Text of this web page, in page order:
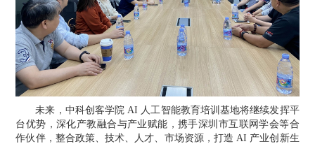
未来，中科创客学院 AI 人工智能教育培训基地将继续发挥平
台优势，深化产教融合与产业赋能，携手深圳市互联网学会等合
作伙伴，整合政策、技术、人才、市场资源，打造 AI 产业创新生